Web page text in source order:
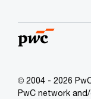
© 2004 - 2026
PwC network